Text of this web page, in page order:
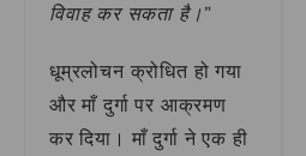
विवाह कर सकता है।”
धूम्रलोचन क्रोधित हो गया
और माँ दुर्गा पर आक्रमण
कर दिया। माँ दुर्गा ने एक ही